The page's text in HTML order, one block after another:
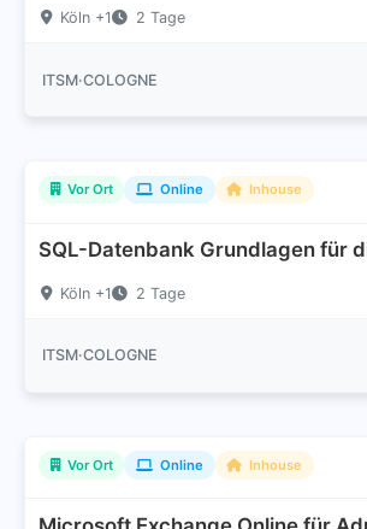
Köln +1 2 Tage
ITSM·COLOGNE
Vor Ort Online Inhouse
SQL-Datenbank Grundlagen für
Köln +1 2 Tage
ITSM·COLOGNE
Vor Ort Online Inhouse